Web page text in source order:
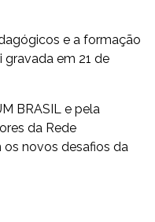
e a formação
gravada em 21 de
BRASIL e pela
da Rede
novos desafios da